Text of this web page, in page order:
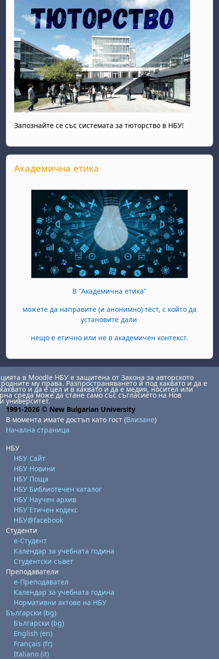
Запознайте се със системата за тюторство в НБУ!
Прескочи Академична етика
Академична етика
В "Академична етика"
можете да направите (и анонимно) тест, с който да
установите дали
нещо е етично или не в академичен контекст.
в Moodle НБУ е защитена от Закона за авторското
му права. Разпространяването й под каквато и да е
и да е цел и в каквато и да е медия, носител или
среда може да стане само със съгласието на Нов
университет.
1991-2026 © New Bulgarian University
В момента имате достъп като гост (Влизане)
Начална страница
НБУ
НБУ Сайт
НБУ Новини
НБУ Поща
НБУ Библиотечен каталог
НБУ Научен архив
НБУ Етичен кодекс
НБУ@facebook
Студенти
е-Студент
Календар за учебната година
Студентски съвет
Преподаватели
е-Преподавател
Календар за учебната година
Нормативни актове на НБУ
Български ‎(bg)‎
Български ‎(bg)‎
English ‎(en)‎
Français ‎(fr)‎
Italiano ‎(it)‎